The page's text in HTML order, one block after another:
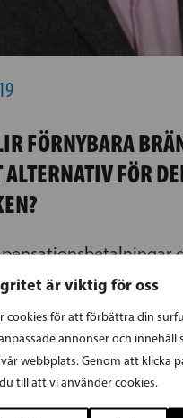
är viktig för oss
cookies för att förbättra din
annonser och innehåll
webbplats. Genom att klicka
till att vi använder cookies.
FÖRNYBARA
ALTERNATIV FÖR
reagera på utsläppen
ARTIKEL